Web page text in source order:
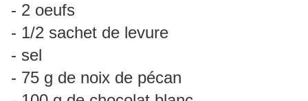
- 2 oeufs
- 1/2 sachet de levure
- sel
- 75 g de noix de pécan